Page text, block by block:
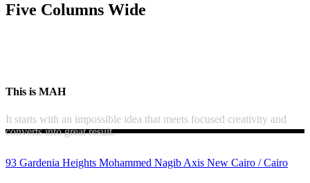
Five Columns Wide
This is MAH
It starts with an impossible idea that meets focused creativity and
converts into great result.
93 Gardenia Heights Mohammed Nagib Axis New Cairo / Cairo